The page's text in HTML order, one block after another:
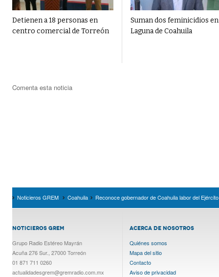
Detienen a 18 personas en
centro comercial de Torreón
Suman dos feminicidios en
Laguna de Coahuila
Comenta esta noticia
Noticieros GREM Coahuila Reconoce gobernador de Coahuila labor del Ejército
NOTICIEROS GREM
Grupo Radio Estéreo Mayrán
Acuña 276 Sur., 27000 Torreón
01 871 711 0260
actualidadesgrem@gremradio.com.mx
ACERCA DE NOSOTROS
Quiénes somos
Mapa del sitio
Contacto
Aviso de privacidad